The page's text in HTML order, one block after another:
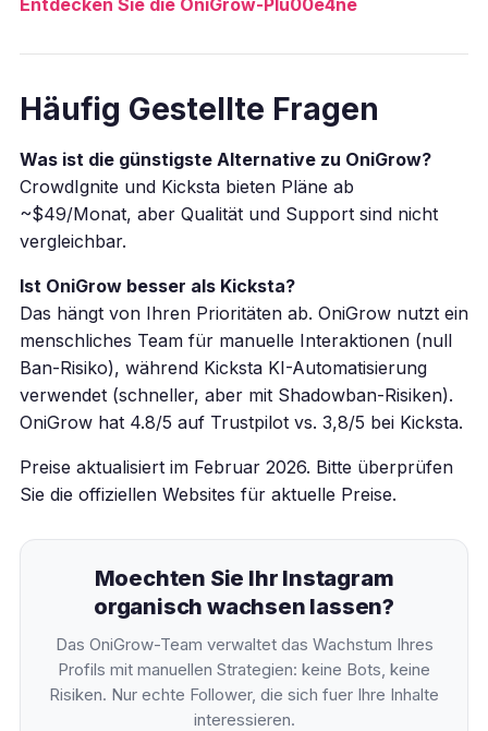
Häufig Gestellte Fragen
Was ist die günstigste Alternative zu OniGrow?
CrowdIgnite und Kicksta bieten Pläne ab
~$49/Monat, aber Qualität und Support sind nicht
vergleichbar.
Ist OniGrow besser als Kicksta?
Das hängt von Ihren Prioritäten ab. OniGrow nutzt ein
menschliches Team für manuelle Interaktionen (null
Ban-Risiko), während Kicksta KI-Automatisierung
verwendet (schneller, aber mit Shadowban-Risiken).
OniGrow hat 4.8/5 auf Trustpilot vs. 3,8/5 bei Kicksta.
Preise aktualisiert im Februar 2026. Bitte überprüfen
Sie die offiziellen Websites für aktuelle Preise.
Moechten Sie Ihr Instagram
organisch wachsen lassen?
Das OniGrow-Team verwaltet das Wachstum Ihres
Profils mit manuellen Strategien: keine Bots, keine
Risiken. Nur echte Follower, die sich fuer Ihre Inhalte
interessieren.